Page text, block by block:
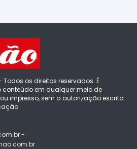
os direitos reservados. É
em qualquer meio de
impresso, sem a autorização escrita
-